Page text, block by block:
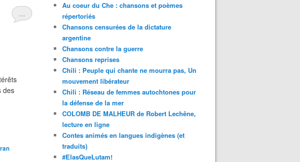
…
des
Au coeur du Che : chansons et poèmes
répertoriés
Chansons censurées de la dictature
argentine
Chansons contre la guerre
Chansons reprises
Chili : Peuple qui chante ne mourra pas, Un
mouvement libérateur
Chili : Réseau de femmes autochtones pour
la défense de la mer
COLOMB DE MALHEUR de Robert Lechêne,
lecture en ligne
Contes animés en langues indigènes (et
traduits)
#ElasQueLutam!